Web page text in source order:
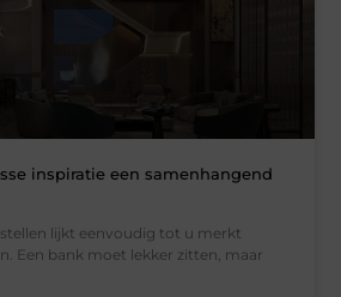
inspiratie een samenhangend
lijkt eenvoudig tot u merkt
Een bank moet lekker zitten, maar